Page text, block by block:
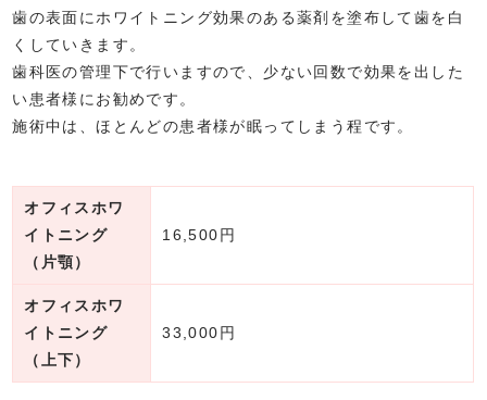
歯の表面にホワイトニング効果のある薬剤を塗布して歯を白
くしていきます。
歯科医の管理下で行いますので、少ない回数で効果を出した
い患者様にお勧めです。
施術中は、ほとんどの患者様が眠ってしまう程です。
オフィスホワ
イトニング
（片顎）
16,500円
オフィスホワ
イトニング
（上下）
33,000円